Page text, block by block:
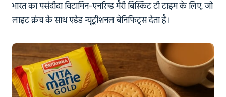
भारत का पसंदीदा विटामिन-एनरिच्ड मैरी बिस्किट टी टाइम के लिए, जो
लाइट क्रंच के साथ एडेड न्यूट्रीशनल बेनिफिट्स देता है।